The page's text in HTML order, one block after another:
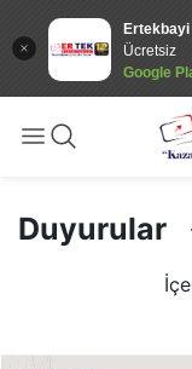
Ücretsiz
Google
Duyurular